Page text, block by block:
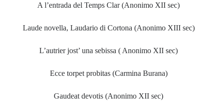
A l’entrada del Temps Clar (Anonimo XII sec)
Laude novella, Laudario di Cortona (Anonimo XIII sec)
L’autrier jost’ una sebissa ( Anonimo XII sec)
Ecce torpet probitas (Carmina Burana)
Gaudeat devotis (Anonimo XII sec)